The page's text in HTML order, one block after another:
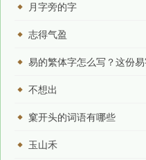
月字旁的字
志得气盈
易的繁体字怎么写？这份
字繁体学习
不想出
窠开头的词语有哪些
玉山禾